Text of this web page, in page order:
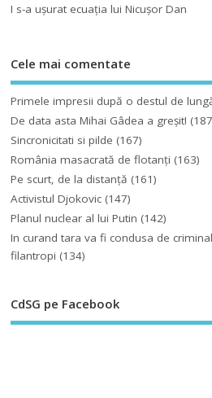
I s-a uşurat ecuaţia lui Nicuşor Dan
Cele mai comentate
Primele impresii după o destul de
De data asta Mihai Gâdea a greşit!
Sincronicitati si pilde (167)
România masacrată de flotanţi (163)
Pe scurt, de la distanță (161)
Activistul Djokovic (147)
Planul nuclear al lui Putin (142)
In curand tara va fi condusa de
filantropi (134)
CdSG pe Facebook